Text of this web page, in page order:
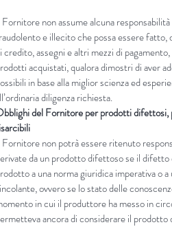
Fornitore non assume alcuna
e illecito che possa essere fatto,
credito, assegni e altri mezzi di
acquistati, qualora dimostri di aver
in base alla miglior scienza ed
diligenza richiesta.
del Fornitore per prodotti difettosi,
Fornitore non potrà essere ritenuto
da un prodotto difettoso se il difetto
a una norma giuridica imperativa o
ovvero se lo stato delle
in cui il produttore ha messo in
ancora di considerare il